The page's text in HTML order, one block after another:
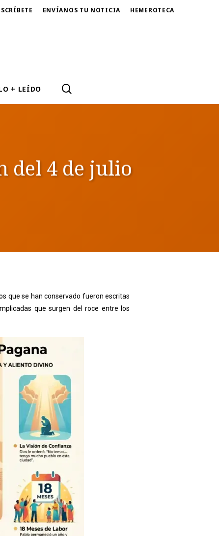
ENVÍANOS TU NOTICIA HEMEROTECA
+ LEÍDO
del 4 de julio
que se han conservado fueron escritas
que surgen del roce entre los